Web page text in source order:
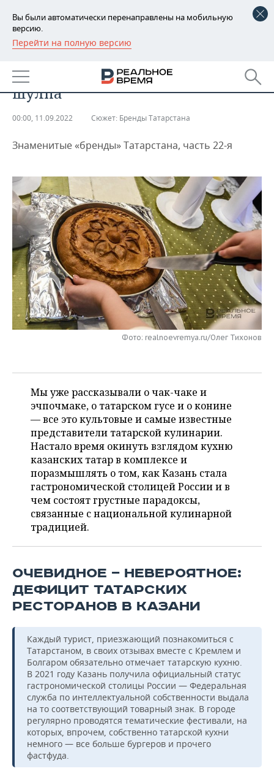
Вы были автоматически перенаправлены на мобильную
версию.
Перейти на полную версию
РЕГИОНЫ
БАШКОРТОСТАН
ТАТАРСТАН
НОВОСТИ
АНАЛИТИКА
КОРОЛИ ГОСЗАКАЗА ПФО
ВУЗЫ ТАТАРСТАНА
КОМУ ПРИНАДЛЕЖАТ
ТОРГОВЫЕ ЦЕНТРЫ
ТАТАРСТАНА
ФИНАНСЫ
БАНКИ
БЮДЖЕТ
ИНВЕСТИЦИИ
НОВОСТИ
ПРОМЫШЛЕННОСТИ
АГРОПРОМ
МАШИНОСТРОЕНИЕ
НЕФТЕХИМИЯ
НЕФТЬ
НЕДВИЖИМОСТЬ
НОВОСТИ НЕДВИЖИМОСТИ
АВТО
НОВОСТИ АВТО
БИЗНЕС
НОВОСТИ БИЗНЕСА
РОЗНИЧНАЯ ТОРГОВЛЯ
ТРАНСПОРТ
ТЕХНОЛОГИИ
НОВОСТИ ТЕХНОЛОГИЙ
IT
МЕРОПРИЯТИЯ
НОВОСТИ МЕРОПРИЯТИЙ
ONLINE-КОНФЕРЕНЦИИ
ОТКРЫТАЯ ЛЕКЦИЯ
СПОРТ
ХОККЕЙ
БАСКЕТБОЛ
ВОЛЕЙБОЛ
КИБЕРСПОРТ
ФИГУРНОЕ КАТАНИЕ
ХОККЕЙ С МЯЧОМ
ВЛАСТЬ
ИНФРАСТРУКТУРА
ИСТОРИЯ
КУЛЬТУРА
МЕДИЦИНА
ПРОИСШЕСТВИЯ
СЮЖЕТЫ
СПРАВОЧНИК
СПИСОК ПЕРСОН
СПИСОК КОМПАНИЙ
ПОЛНАЯ ВЕРСИЯ
Татарская кухня: тесто, мясо и
шулпа
00:00, 11.09.2022 Сюжет: Бренды Татарстана
Знаменитые «бренды» Татарстана, часть 22-я
Фото: realnoevremya.ru/Олег Тихонов
Мы уже рассказывали о чак-чаке и
эчпочмаке, о татарском гусе и о конине
— все это культовые и самые известные
представители татарской кулинарии.
Настало время окинуть взглядом кухню
казанских татар в комплексе и
поразмышлять о том, как Казань стала
гастрономической столицей России и в
чем состоят грустные парадоксы,
связанные с национальной кулинарной
традицией.
ОЧЕВИДНОЕ — НЕВЕРОЯТНОЕ:
ДЕФИЦИТ ТАТАРСКИХ
РЕСТОРАНОВ В КАЗАНИ
Каждый турист, приезжающий познакомиться с
Татарстаном, в своих отзывах вместе с Кремлем и
Болгаром обязательно отмечает татарскую кухню.
В 2021 году Казань получила официальный статус
гастрономической столицы России — Федеральная
служба по интеллектуальной собственности выдала
на то соответствующий товарный знак. В городе
регулярно проводятся тематические фестивали, на
которых, впрочем, собственно татарской кухни
немного — все больше бургеров и прочего
фастфуда.